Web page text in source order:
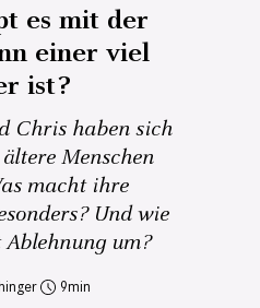
es mit der
einer viel
ist?
Chris haben sich
Menschen
macht ihre
Und wie
um?
9